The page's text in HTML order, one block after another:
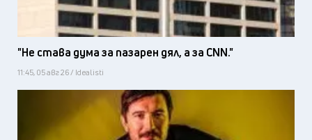
"Не става дума за пазарен дял, а за CNN."
11:45, 05 авг 26 / Idealisti